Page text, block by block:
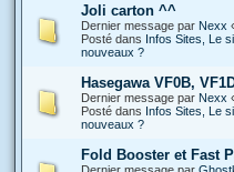
Joli carton ^^
Dernier message par Nexx
Posté dans Infos Sites, Le
nouveaux ?
Hasegawa VF0B,
Dernier message par Nexx
Posté dans Infos Sites, Le
nouveaux ?
Fold Booster et Fast
Dernier message par